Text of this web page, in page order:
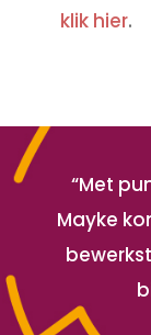
klik hier.
“Met
Mayke